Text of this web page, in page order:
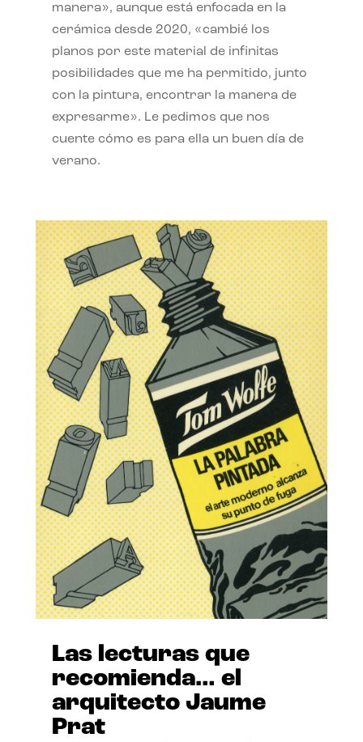
manera», aunque está enfocada en la
cerámica desde 2020, «cambié los
planos por este material de infinitas
posibilidades que me ha permitido, junto
con la pintura, encontrar la manera de
expresarme». Le pedimos que nos
cuente cómo es para ella un buen día de
verano.
Las lecturas que
recomienda… el
arquitecto Jaume
Prat